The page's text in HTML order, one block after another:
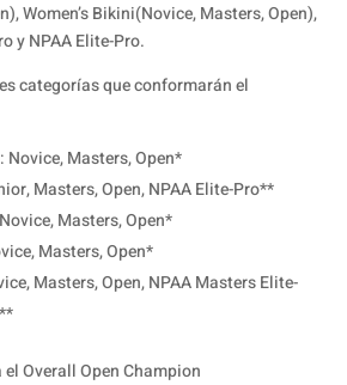
Women’s Bikini(Novice, Masters, Open),
y NPAA Elite-Pro.
categorías que conformarán el
Novice, Masters, Open*
Masters, Open, NPAA Elite-Pro**
Masters, Open*
Masters, Open*
Masters, Open, NPAA Masters Elite-
Overall Open Champion